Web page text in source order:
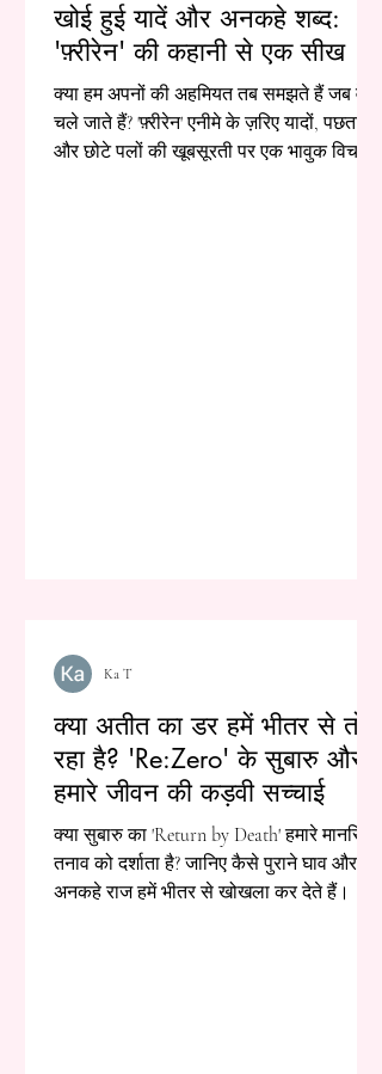
खोई हुई यादें और अनकहे शब्द:
'फ़्रीरेन' की कहानी से एक सीख
क्या हम अपनों की अहमियत तब समझते हैं जब वे
चले जाते हैं? 'फ़्रीरेन' एनीमे के ज़रिए यादों, पछतावे
और छोटे पलों की खूबसूरती पर एक भावुक विचार।
क्या अतीत का डर हमें भीतर से तोड़
रहा है? 'Re:Zero' के सुबारु और
हमारे जीवन की कड़वी सच्चाई
क्या सुबारु का 'Return by Death' हमारे मानसिक
तनाव को दर्शाता है? जानिए कैसे पुराने घाव और
अनकहे राज हमें भीतर से खोखला कर देते हैं।
Ka T